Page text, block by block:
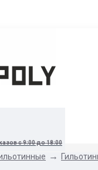
с 9:00 до 18:00